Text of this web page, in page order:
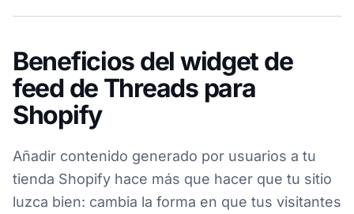
Beneficios del widget de
feed de Threads para
Shopify
Añadir contenido generado por usuarios a tu
tienda Shopify hace más que hacer que tu sitio
luzca bien: cambia la forma en que tus visitantes